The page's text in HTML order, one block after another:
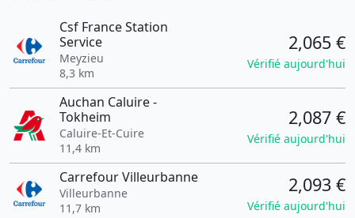
Csf France Station
Service
Meyzieu
8,3 km
2,065 €
Vérifié aujourd'hui
Auchan Caluire -
Tokheim
Caluire-Et-Cuire
11,4 km
2,087 €
Vérifié aujourd'hui
Carrefour Villeurbanne
Villeurbanne
11,7 km
2,093 €
Vérifié aujourd'hui